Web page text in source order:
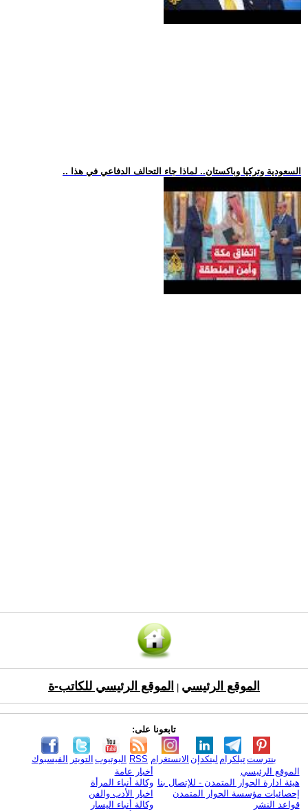
.. السعودية وتركيا وباكستان.. لماذا جاء التحالف الدفاعي في هذا
الموقع الرئيسي الموقع الرئيسي للكاتب-ة
تابعونا على:
الفيسبوك التويتر اليوتيوب RSS الانستغرام لينكدإن تيلكرامبنترست
الموقع الرئيسي
هيئة ادارة الحوار المتمدن - للإتصال بنا
إحصائيات مؤسسة الحوار المتمدن
قواعد النشر
أخبار عامة
وكالة أنباء المرأة
اخبار الأدب والفن
وكالة أنباء اليسار